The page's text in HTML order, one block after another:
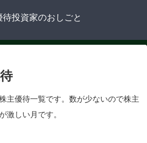
待投資家のおしごと
主優待一覧です。数が少ないので株主
激しい月です。